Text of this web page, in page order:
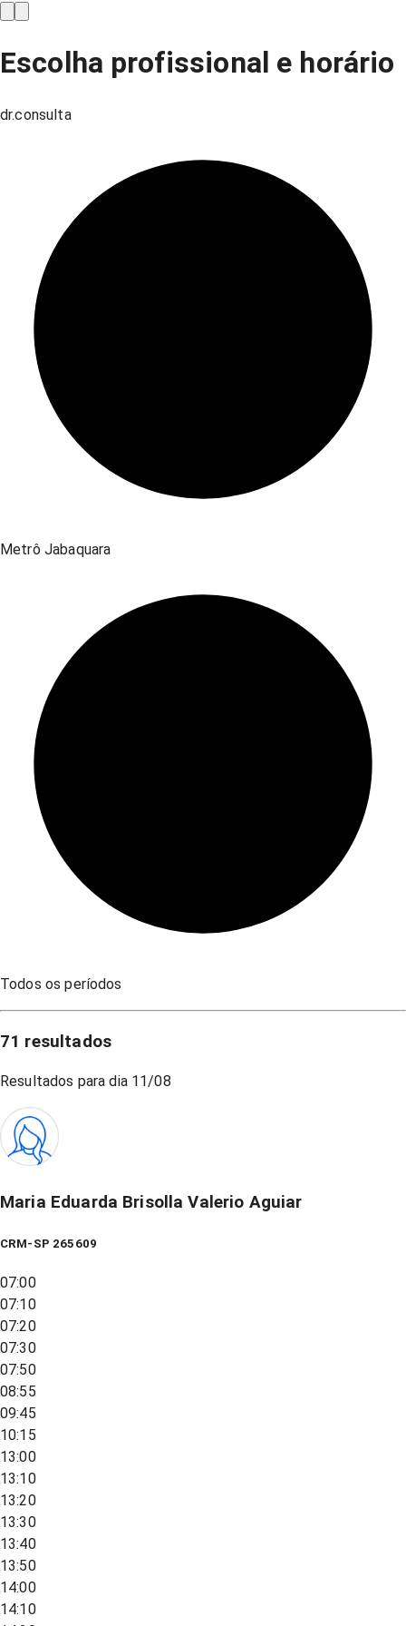
Escolha profissional e horário
dr.consulta
Metrô Jabaquara
Todos os períodos
71 resultados
Resultados para dia 11/08
Maria Eduarda Brisolla Valerio Aguiar
CRM-SP 265609
07:00
07:10
07:20
07:30
07:50
08:55
09:45
10:15
13:00
13:10
13:20
13:30
13:40
13:50
14:00
14:10